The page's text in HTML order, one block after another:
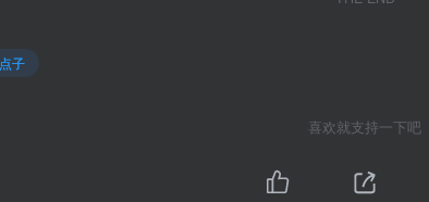
子
喜欢就支持一下吧